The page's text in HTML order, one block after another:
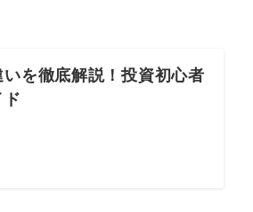
を徹底解説！投資初心者